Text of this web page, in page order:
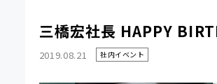
三橋宏社長 HAPPY
2019.08.21 社内イベント